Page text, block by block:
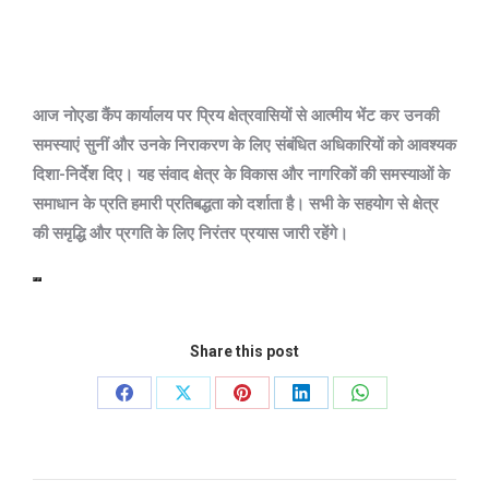
आज नोएडा कैंप कार्यालय पर प्रिय क्षेत्रवासियों से आत्मीय भेंट कर उनकी
समस्याएं सुनीं और उनके निराकरण के लिए संबंधित अधिकारियों को आवश्यक
दिशा-निर्देश दिए। यह संवाद क्षेत्र के विकास और नागरिकों की समस्याओं के
समाधान के प्रति हमारी प्रतिबद्धता को दर्शाता है। सभी के सहयोग से क्षेत्र
की समृद्धि और प्रगति के लिए निरंतर प्रयास जारी रहेंगे।
Share this post
Share
Share
Share
Share
Share